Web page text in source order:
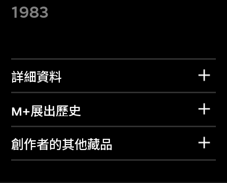
1983
詳細資料
M+展出歷史
創作者的其他藏品